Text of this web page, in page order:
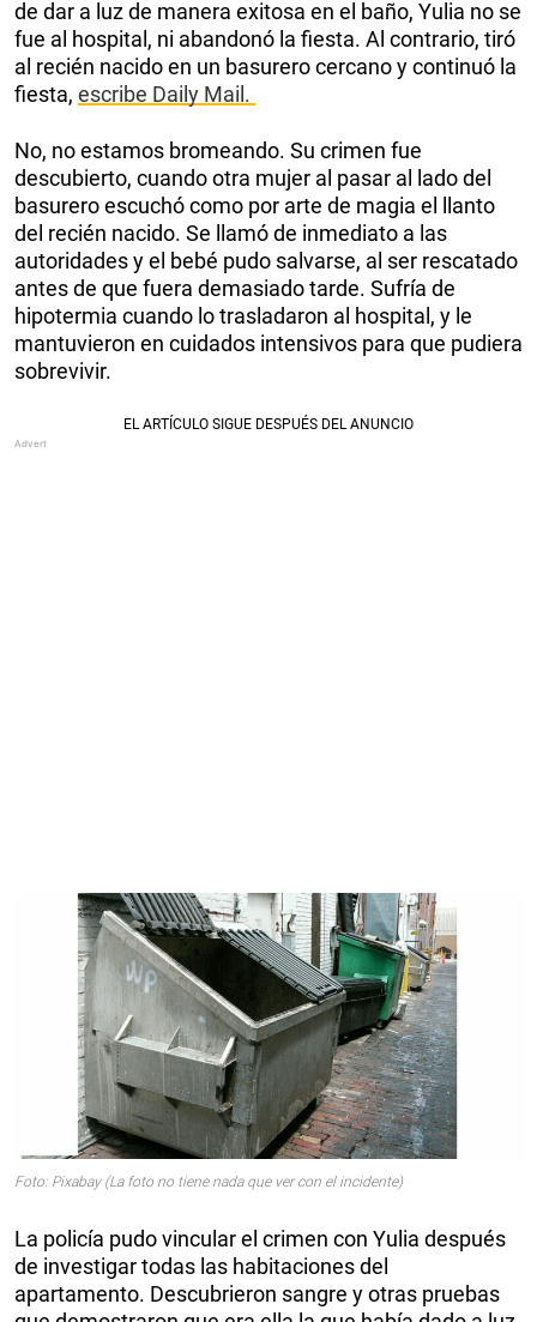
de dar a luz de manera exitosa en el baño, Yulia no se
fue al hospital, ni abandonó la fiesta. Al contrario, tiró
al recién nacido en un basurero cercano y continuó la
fiesta, escribe Daily Mail.
No, no estamos bromeando. Su crimen fue
descubierto, cuando otra mujer al pasar al lado del
basurero escuchó como por arte de magia el llanto
del recién nacido. Se llamó de inmediato a las
autoridades y el bebé pudo salvarse, al ser rescatado
antes de que fuera demasiado tarde. Sufría de
hipotermia cuando lo trasladaron al hospital, y le
mantuvieron en cuidados intensivos para que pudiera
sobrevivir.
Foto: Pixabay (La foto no tiene nada que ver con el incidente)
La policía pudo vincular el crimen con Yulia después
de investigar todas las habitaciones del
apartamento. Descubrieron sangre y otras pruebas